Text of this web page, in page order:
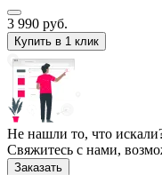
3 990 руб.
Купить в 1 клик
Не нашли то, что
Свяжитесь с нами,
Заказать